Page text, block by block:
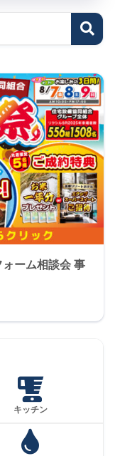
ォーム相談会 事
キッチン